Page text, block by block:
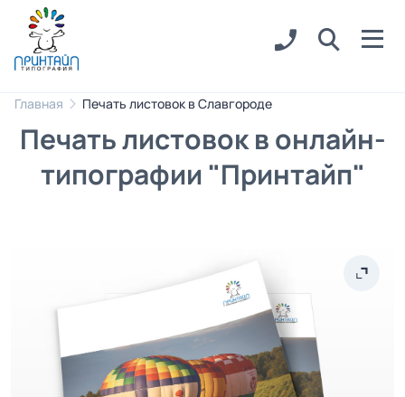
Главная Печать листовок в Славгороде
Печать листовок в онлайн-
типографии "Принтайп"